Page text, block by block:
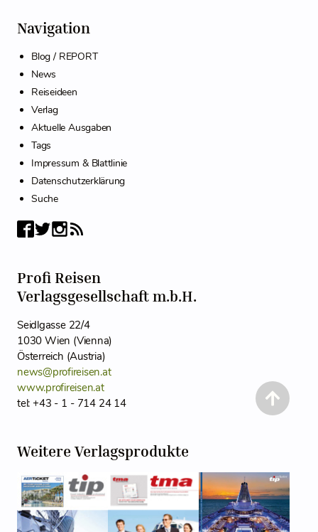
Navigation
Blog / REPORT
News
Reiseideen
Verlag
Aktuelle Ausgaben
Tags
Impressum & Blattlinie
Datenschutzerklärung
Suche
Profi Reisen
Verlagsgesellschaft m.b.H.
Seidlgasse 22/4
1030 Wien (Vienna)
Österreich (Austria)
news@profireisen.at
www.profireisen.at
tel: +43 - 1 - 714 24 14
Weitere Verlagsprodukte